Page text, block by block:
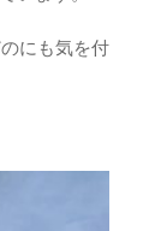
にも気を付